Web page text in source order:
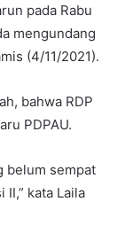
pada Rabu
mengundang
(4/11/2021).
bahwa RDP
PDPAU.
belum sempat
kata Laila